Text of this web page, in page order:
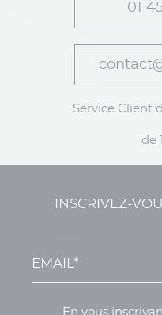
01
Service Client
de
INSCRIVEZ-
En vous